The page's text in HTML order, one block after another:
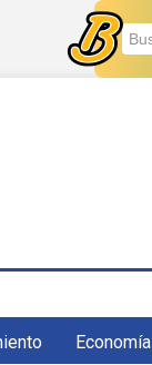
Economía